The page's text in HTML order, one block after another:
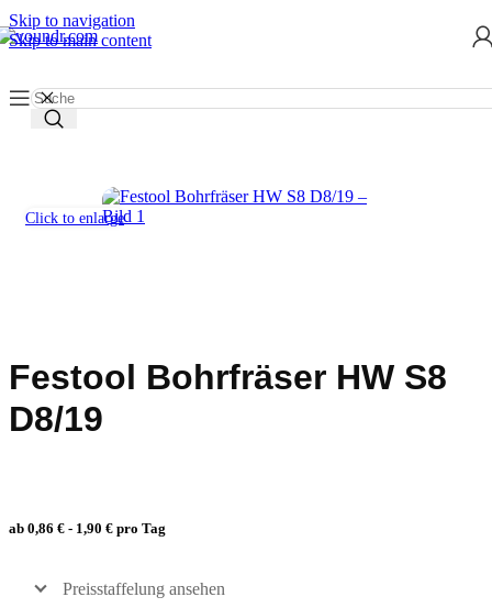
Skip to navigation
Skip to main content
Start/ Werkzeug mieten/ Werkzeugeinsätze/ Fräser
Click to enlarge
Festool Bohrfräser HW S8
D8/19
ab 0,86 € - 1,90 € pro Tag
Preisstaffelung ansehen